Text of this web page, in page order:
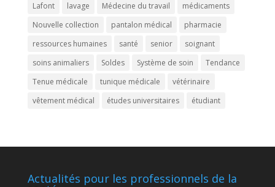
Lafont lavage Médecine du travail
médicaments
Nouvelle collection
pantalon médical
pharmacie
ressources humaines
santé senior
soignant
soins animaliers
Soldes Système de soin
Tendance
Tenue médicale
tunique médicale
vétérinaire
vêtement médical
études universitaires étudiant
Actualités pour les professionnels de la